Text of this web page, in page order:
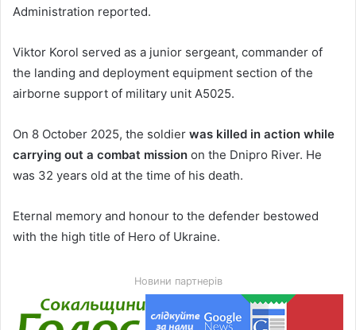
Administration reported.
Viktor Korol served as a junior sergeant, commander of
the landing and deployment equipment section of the
airborne support of military unit A5025.
On 8 October 2025, the soldier was killed in action while
carrying out a combat mission on the Dnipro River. He
was 32 years old at the time of his death.
Eternal memory and honour to the defender bestowed
with the high title of Hero of Ukraine.
Новини партнерів